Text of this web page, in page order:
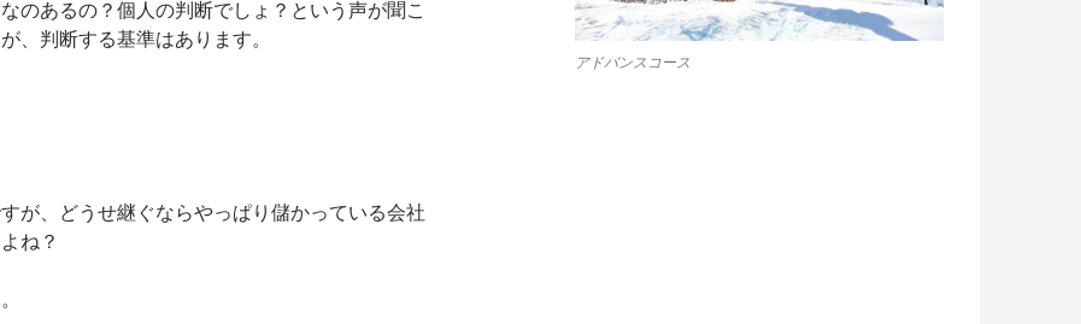
のあるの？個人の判断でしょ？という声が聞こ
、判断する基準はあります。
が、どうせ継ぐならやっぱり儲かっている会社
ね？
アドバンスコース